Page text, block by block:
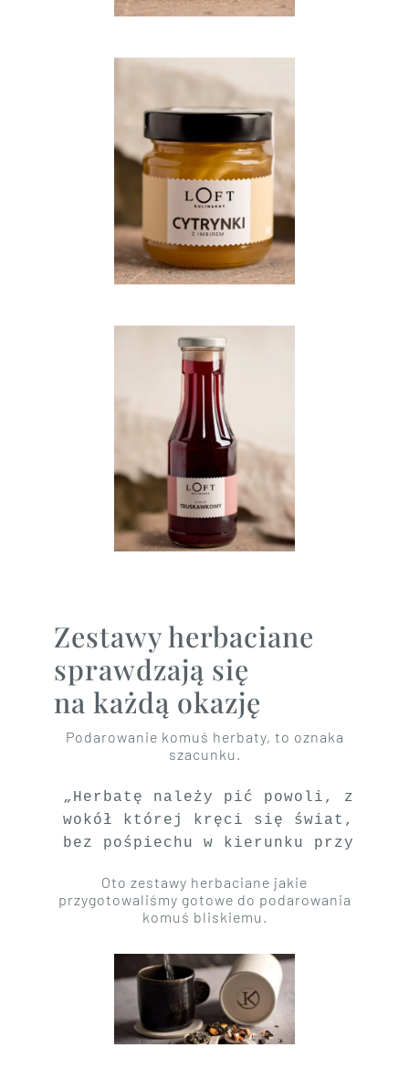
Zestawy herbaciane
sprawdzają się
na każdą okazję
Podarowanie komuś herbaty, to oznaka
szacunku.
„Herbatę należy pić powoli, z
wokół której kręci się świat,
bez pośpiechu w kierunku
Oto zestawy herbaciane jakie
przygotowaliśmy gotowe do podarowania
komuś bliskiemu.